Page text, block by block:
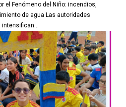
el Fenómeno del Niño: incendios,
Las autoridades